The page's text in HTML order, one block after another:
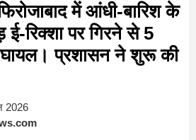
में आंधी-बारिश के
ई-रिक्शा पर गिरने से 5
घायल। प्रशासन ने शुरू की
2026